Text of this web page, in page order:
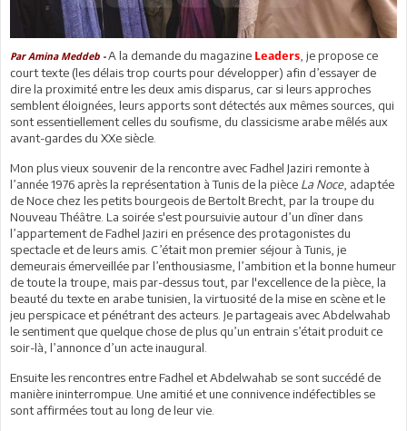
Par Amina Meddeb -A la demande du magazine Leaders , je propose ce
court texte (les délais trop courts pour développer) afin d’essayer de
dire la proximité entre les deux amis disparus, car si leurs approches
semblent éloignées, leurs apports sont détectés aux mêmes sources, qui
sont essentiellement celles du soufisme, du classicisme arabe mêlés aux
avant-gardes du XXe siècle.
Mon plus vieux souvenir de la rencontre avec Fadhel Jaziri remonte à
l’année 1976 après la représentation à Tunis de la pièce La Noce, adaptée
de Noce chez les petits bourgeois de Bertolt Brecht, par la troupe du
Nouveau Théâtre. La soirée s'est poursuivie autour d’un dîner dans
l’appartement de Fadhel Jaziri en présence des protagonistes du
spectacle et de leurs amis. C’était mon premier séjour à Tunis, je
demeurais émerveillée par l’enthousiasme, l’ambition et la bonne humeur
de toute la troupe, mais par-dessus tout, par l'excellence de la pièce, la
beauté du texte en arabe tunisien, la virtuosité de la mise en scène et le
jeu perspicace et pénétrant des acteurs. Je partageais avec Abdelwahab
le sentiment que quelque chose de plus qu’un entrain s’était produit ce
soir-là, l’annonce d’un acte inaugural.
Ensuite les rencontres entre Fadhel et Abdelwahab se sont succédé de
manière ininterrompue. Une amitié et une connivence indéfectibles se
sont affirmées tout au long de leur vie.